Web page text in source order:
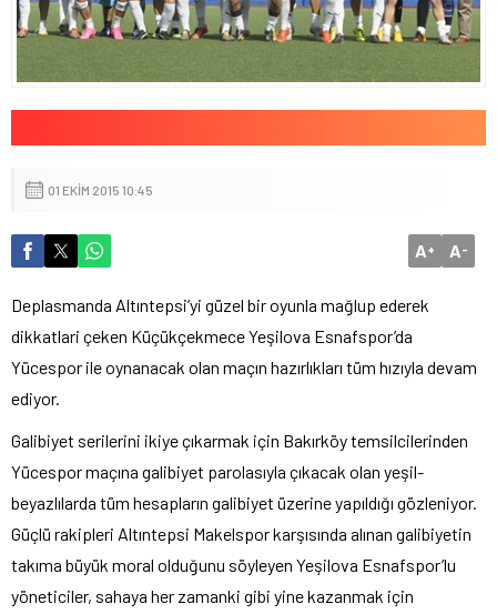
01 EKIM 2015 10:45
A+ A-
Deplasmanda Altıntepsi’yi güzel bir oyunla mağlup ederek
dikkatlari çeken Küçükçekmece Yeşilova Esnafspor’da
Yücespor ile oynanacak olan maçın hazırlıkları tüm hızıyla devam
ediyor.
Galibiyet serilerini ikiye çıkarmak için Bakırköy temsilcilerinden
Yücespor maçına galibiyet parolasıyla çıkacak olan yeşil-
beyazlılarda tüm hesapların galibiyet üzerine yapıldığı gözleniyor.
Güçlü rakipleri Altıntepsi Makelspor karşısında alınan galibiyetin
takıma büyük moral olduğunu söyleyen Yeşilova Esnafspor’lu
yöneticiler, sahaya her zamanki gibi yine kazanmak için